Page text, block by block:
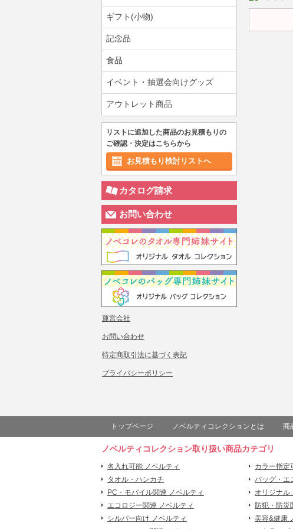
ギフト(小物)
記念品
食品
イベント・抽選会向けグッズ
アウトレット商品
リストに追加した商品のお見積もりの
ご確認・決定はこちらから
お見積もり検討リストへ
カタログ請求
お問い合わせ
運営会社
お問い合わせ
特定商取引法に基づく表記
プライバシーポリシー
トップページ ノベルティコレクションとは 商
ノベルティコレクション取り扱い商品カテゴリ
名入れ可能 ノベルティ カラー指定
タオル・ハンカチ
バッグ・エ
PC・モバイル関連 ノベルティ
オリジナル
エコロジー関連 ノベルティ
防犯・防災
シルバー向け ノベルティ
美容&健康